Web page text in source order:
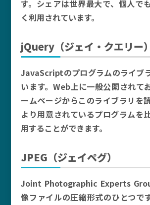
す。シェアは世界最大で、個人で
く利用されています。
jQuery（ジェイ・クエリー）
JavaScriptのプログラムのライブ
います。Web上に一般公開されて
ームページからこのライブラリを
より用意されているプログラムを
用することができます。
JPEG（ジェイペグ）
Joint Photographic Experts
像ファイルの圧縮形式のひとつで